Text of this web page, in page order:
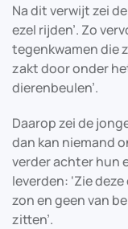
Na dit verwijt zei
ezel rijden’. Zo
tegenkwamen die
zakt door onder
dierenbeulen’.
Daarop zei de
dan kan niemand
verder achter hun
leverden: ‘Zie
zon en geen van
zitten’.